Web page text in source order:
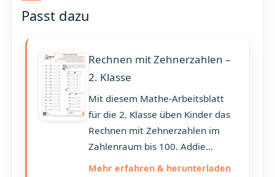
Passt dazu
Rechnen mit Zehnerzahlen –
2. Klasse
Mit diesem Mathe-Arbeitsblatt
für die 2. Klasse üben Kinder das
Rechnen mit Zehnerzahlen im
Zahlenraum bis 100. Addie...
Mehr erfahren & herunterladen